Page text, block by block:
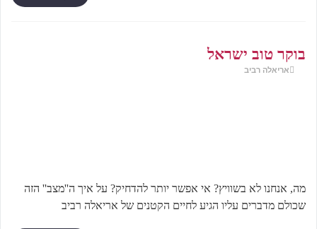
בוקר טוב ישראל
אריאלה רביב
מה, אנחנו לא בשוויץ? אי אפשר יותר להדחיק? על איך ה''מצב'' הזה
שכולם מדברים עליו הגיע לחיים הקטנים של אריאלה רביב